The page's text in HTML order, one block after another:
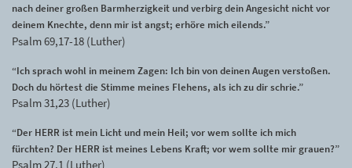
nach deiner großen Barmherzigkeit und verbirg dein Angesicht nicht vor
deinem Knechte, denn mir ist angst; erhöre mich eilends.”
Psalm 69,17-18 (Luther)
“Ich sprach wohl in meinem Zagen: Ich bin von deinen Augen verstoßen.
Doch du hörtest die Stimme meines Flehens, als ich zu dir schrie.”
Psalm 31,23 (Luther)
“Der HERR ist mein Licht und mein Heil; vor wem sollte ich mich
fürchten? Der HERR ist meines Lebens Kraft; vor wem sollte mir grauen?”
Psalm 27,1 (Luther)